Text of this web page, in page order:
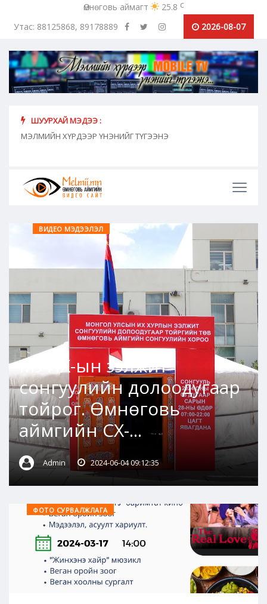
Өмнөговь аймагт 25.8 c
Утас: 88125868, 89178889
2026-08-07
ШУУРХАЙ МЭДЭЭ :
МЭЛМИЙН ХҮРДЭЭР ҮНЭНИЙГ ТҮГЭЭНЭ
ВИДЕО МЭДЭЭЛЭЛ
МУИХ-ын ээлжит
сонгуулийн долоодугаар
тойрог. Өмнөговь
аймгийн СХ-...
Admin 2024-06-04 09:12:35
ФОТО СУРВАЛЖЛАГА